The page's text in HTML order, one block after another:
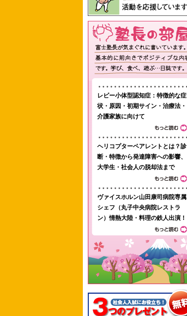
レビー小体型認知症：特徴的な症
状・原因・初期サイン・治療法・
介護家族に向けて
ヘリコプターペアレントとは？診
断・特徴から発達障害への影響、
大学生・社会人の脱却法まで
ヴァイスホルン山田康司病院専属
シェフ（丸子中央病院レストラ
ン）情熱大陸・料理の鉄人出演！